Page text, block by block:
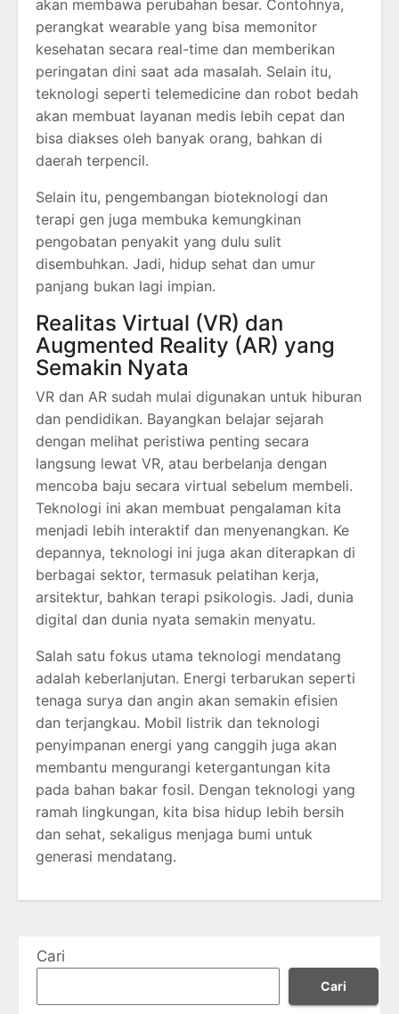
akan membawa perubahan besar. Contohnya,
perangkat wearable yang bisa memonitor
kesehatan secara real-time dan memberikan
peringatan dini saat ada masalah. Selain itu,
teknologi seperti telemedicine dan robot bedah
akan membuat layanan medis lebih cepat dan
bisa diakses oleh banyak orang, bahkan di
daerah terpencil.
Selain itu, pengembangan bioteknologi dan
terapi gen juga membuka kemungkinan
pengobatan penyakit yang dulu sulit
disembuhkan. Jadi, hidup sehat dan umur
panjang bukan lagi impian.
Realitas Virtual (VR) dan
Augmented Reality (AR) yang
Semakin Nyata
VR dan AR sudah mulai digunakan untuk hiburan
dan pendidikan. Bayangkan belajar sejarah
dengan melihat peristiwa penting secara
langsung lewat VR, atau berbelanja dengan
mencoba baju secara virtual sebelum membeli.
Teknologi ini akan membuat pengalaman kita
menjadi lebih interaktif dan menyenangkan. Ke
depannya, teknologi ini juga akan diterapkan di
berbagai sektor, termasuk pelatihan kerja,
arsitektur, bahkan terapi psikologis. Jadi, dunia
digital dan dunia nyata semakin menyatu.
Salah satu fokus utama teknologi mendatang
adalah keberlanjutan. Energi terbarukan seperti
tenaga surya dan angin akan semakin efisien
dan terjangkau. Mobil listrik dan teknologi
penyimpanan energi yang canggih juga akan
membantu mengurangi ketergantungan kita
pada bahan bakar fosil. Dengan teknologi yang
ramah lingkungan, kita bisa hidup lebih bersih
dan sehat, sekaligus menjaga bumi untuk
generasi mendatang.
Cari
Cari